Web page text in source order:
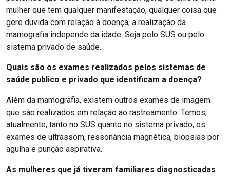
mulher que tem qualquer manifestação, qualquer coisa que
gere duvida com relação à doença, a realização da
mamografia independe da idade. Seja pelo SUS ou pelo
sistema privado de saúde.
Quais são os exames realizados pelos sistemas de
saúde publico e privado que identificam a doença?
Além da mamografia, existem outros exames de imagem
que são realizados em relação ao rastreamento. Temos,
atualmente, tanto no SUS quanto no sistema privado, os
exames de ultrassom, ressonância magnética, biopsias por
agulha e punção aspirativa.
As mulheres que já tiveram familiares diagnosticadas